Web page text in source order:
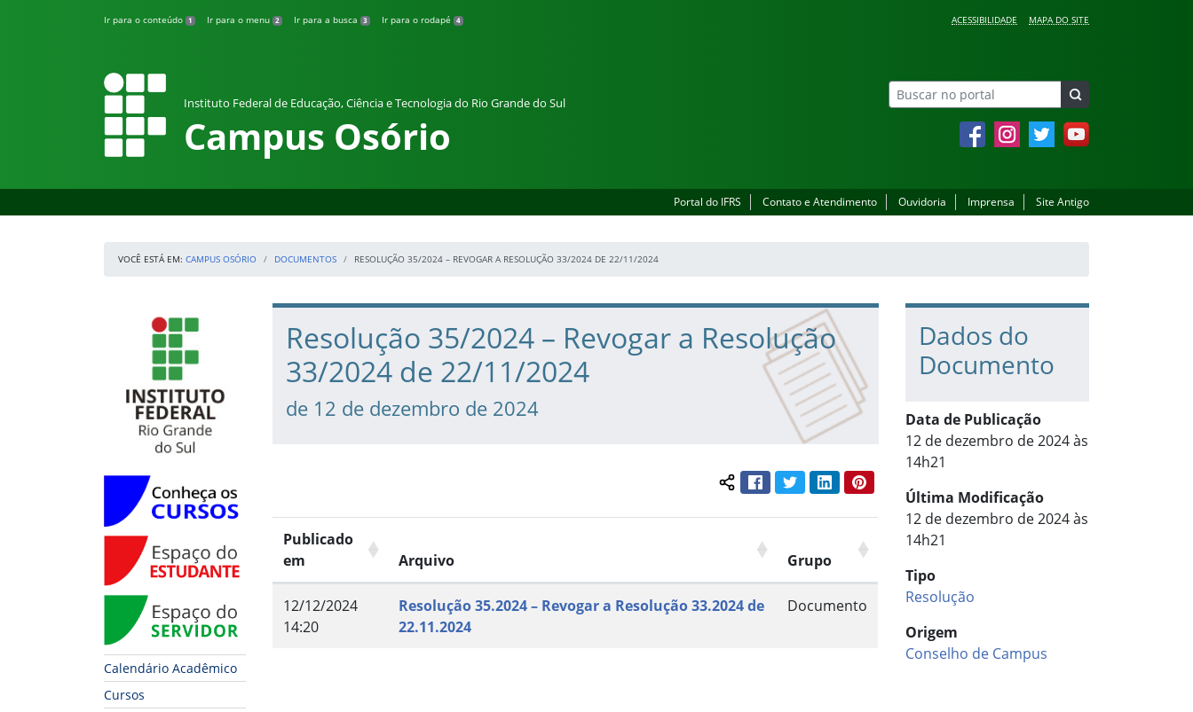
Ir para o conteúdo 1 Ir para o menu 2 Ir para a busca 3 Ir para o rodapé 4 ACESSIBILIDADE MAPA DO SITE
Instituto Federal de Educação, Ciência e Tecnologia do Rio Grande do Sul
Campus Osório FacebookInstagramTwitter YouTube
Portal do IFRS Contato e Atendimento Ouvidoria Imprensa Site Antigo
VOCÊ ESTÁ EM: CAMPUS OSÓRIO DOCUMENTOS RESOLUÇÃO 35/2024 – REVOGAR A RESOLUÇÃO 33/2024 DE 22/11/2024
Início da navegação
Conheça os Cursos
Espaço do Estudante
Espaço do Servidor
Calendário Acadêmico
Cursos
Início do conteúdo
Resolução 35/2024 – Revogar a Resolução
33/2024 de 22/11/2024
de 12 de dezembro de 2024
Compartilhar conteúdo:
FacebookTwitterLinkedInPinterest
Publicado
em
Arquivo Grupo
12/12/2024
14:20
Resolução 35.2024 – Revogar a Resolução 33.2024 de
22.11.2024
Documento
Dados do
Documento
Data de Publicação
12 de dezembro de 2024 às
14h21
Última Modificação
12 de dezembro de 2024 às
14h21
Tipo
Resolução
Origem
Conselho de Campus